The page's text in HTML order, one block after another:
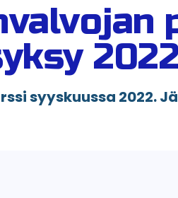
syyskuussa 2022.